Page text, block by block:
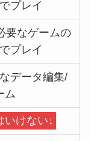
プレイ
要なゲームの
プレイ
データ編集/
ム
いけない↓